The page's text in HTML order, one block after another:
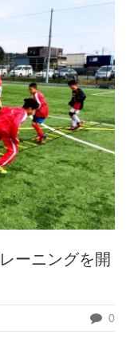
ーニングを開
0